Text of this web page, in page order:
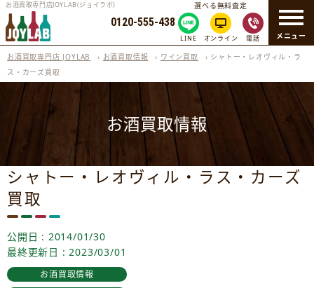
メニュー
お酒買取専門店JOYLAB(ジョイラボ)
0120-555-438
選べる無料査定
LINE オンライン 電話
お酒買取専門店 JOYLAB › お酒買取情報 › ワイン買取 › シャトー・レオヴィル・ラ
ス・カーズ買取
お酒買取情報
シャトー・レオヴィル・ラス・カーズ
買取
公開日 : 2014/01/30
最終更新日 : 2023/03/01
お酒買取情報